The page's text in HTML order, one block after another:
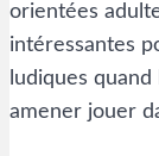
orientées
intéressantes
ludiques
amener jouer